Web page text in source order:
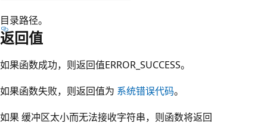
目录路径。
返回值
如果函数成功，则返回值ERROR_SUCCESS。
如果函数失败，则返回值为 系统错误代码。
如果 缓冲区太小而无法接收字符串，则函数将返回